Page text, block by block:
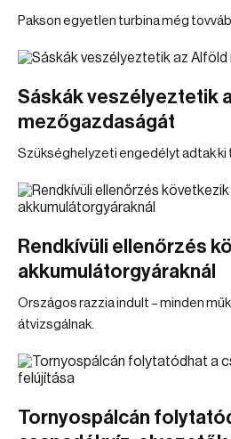
Pakson egyetlen turbina még
Sáskák veszélyeztetik
mezőgazdaságát
Szükséghelyzeti engedélyt adtak
Rendkívüli ellenőrzés
akkumulátorgyáraknál
Országos razzia indult – minden
átvizsgálnak.
Tornyospálcán